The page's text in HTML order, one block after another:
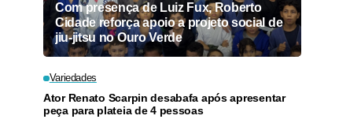
Com presença de Luiz Fux, Roberto
Cidade reforça apoio a projeto social de
jiu-jitsu no Ouro Verde
Variedades
Ator Renato Scarpin desabafa após apresentar
peça para plateia de 4 pessoas